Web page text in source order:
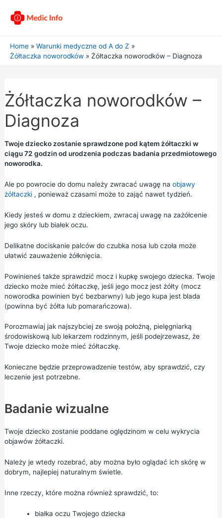
Home
Warunki medyczne od A do Z
Żółtaczka noworodków
Żółtaczka noworodków – Diagnoza
Żółtaczka noworodków –
Diagnoza
Twoje dziecko zostanie sprawdzone pod kątem żółtaczki w
ciągu 72 godzin od urodzenia podczas badania przedmiotowego
noworodka.
Ale po powrocie do domu należy zwracać uwagę na objawy
żółtaczki, ponieważ czasami może to zająć nawet tydzień.
Kiedy jesteś w domu z dzieckiem, zwracaj uwagę na zażółcenie
jego skóry lub białek oczu.
Delikatne dociskanie palców do czubka nosa lub czoła może
ułatwić zauważenie żółknięcia.
Powinieneś także sprawdzić mocz i kupkę swojego dziecka. Twoje
dziecko może mieć żółtaczkę, jeśli jego mocz jest żółty (mocz
noworodka powinien być bezbarwny) lub jego kupa jest blada
(powinna być żółta lub pomarańczowa).
Porozmawiaj jak najszybciej ze swoją położną, pielęgniarką
środowiskową lub lekarzem rodzinnym, jeśli podejrzewasz, że
Twoje dziecko może mieć żółtaczkę.
Konieczne będzie przeprowadzenie testów, aby sprawdzić, czy
leczenie jest potrzebne.
Badanie wizualne
Twoje dziecko zostanie poddane oględzinom w celu wykrycia
objawów żółtaczki.
Należy je wtedy rozebrać, aby można było oglądać ich skórę w
dobrym, najlepiej naturalnym świetle.
Inne rzeczy, które można również sprawdzić, to:
białka oczu Twojego dziecka